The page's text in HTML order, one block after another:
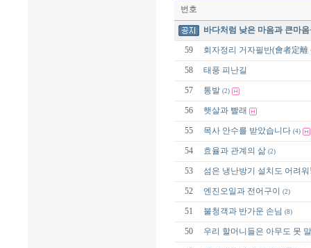
번호
바다처럼 낮은 마음과 큰마
59 회자정리 거자필반(會者定離
58 태풍 피난길
57 통발 (2)
56 햇살과 빨래
55 목사 안수를 받았습니다 (4)
54 효율과 관계의 삶 (2)
53 섬은 냉난방기 설치도 어려
52 엔진오일과 전어구이 (2)
51 불청객과 반가운 손님 (8)
50 우리 할머니들은 아무도 못